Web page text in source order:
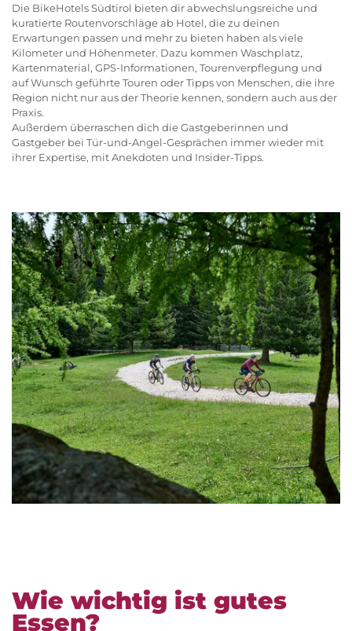
Die BikeHotels Südtirol bieten dir abwechslungsreiche und
kuratierte Routenvorschläge ab Hotel, die zu deinen
Erwartungen passen und mehr zu bieten haben als viele
Kilometer und Höhenmeter. Dazu kommen Waschplatz,
Kartenmaterial, GPS-Informationen, Tourenverpflegung und
auf Wunsch geführte Touren oder Tipps von Menschen, die ihre
Region nicht nur aus der Theorie kennen, sondern auch aus der
Praxis.
Außerdem überraschen dich die Gastgeberinnen und
Gastgeber bei Tür-und-Angel-Gesprächen immer wieder mit
ihrer Expertise, mit Anekdoten und Insider-Tipps.
Wie wichtig ist gutes
Essen?